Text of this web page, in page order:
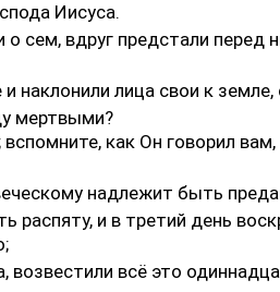
Иисуса.
о сем, вдруг предстали перед
наклонили лица свои к земле,
мертвыми?
как Он говорил
надлежит быть
распяту, и в третий день
возвестили всё это